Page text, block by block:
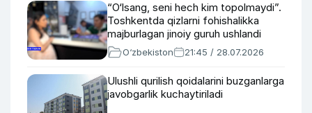
“O‘lsang, seni hech kim topolmaydi”.
Toshkentda qizlarni fohishalikka
majburlagan jinoiy guruh ushlandi
O‘zbekiston 21:45 / 28.07.2026
Ulushli qurilish qoidalarini buzganlarga
javobgarlik kuchaytiriladi